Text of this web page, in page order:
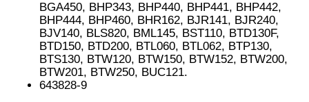
BGA450, BHP343, BHP440, BHP441, BHP442,
BHP444, BHP460, BHR162, BJR141, BJR240,
BJV140, BLS820, BML145, BST110, BTD130F,
BTD150, BTD200, BTL060, BTL062, BTP130,
BTS130, BTW120, BTW150, BTW152, BTW200,
BTW201, BTW250, BUC121.
643828-9